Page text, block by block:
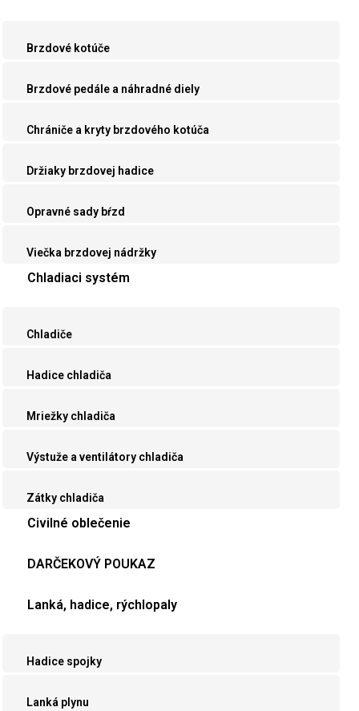
Brzdové kotúče
Brzdové pedále a náhradné diely
Chrániče a kryty brzdového kotúča
Držiaky brzdovej hadice
Opravné sady bŕzd
Viečka brzdovej nádržky
Chladiaci systém
Chladiče
Hadice chladiča
Mriežky chladiča
Výstuže a ventilátory chladiča
Zátky chladiča
Civilné oblečenie
DARČEKOVÝ POUKAZ
Lanká, hadice, rýchlopaly
Hadice spojky
Lanká plynu